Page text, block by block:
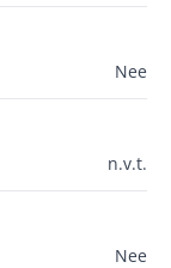
Nee
n.v.t.
Nee